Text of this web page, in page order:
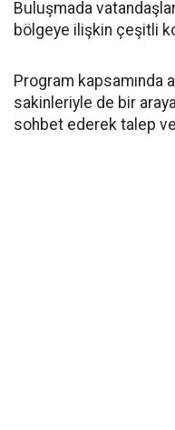
Buluşmada
bölgeye ilişkin çeşitli
Program kapsamında
sakinleriyle de bir
sohbet ederek talep